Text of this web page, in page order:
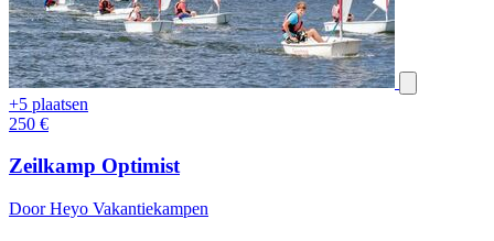
+5 plaatsen
250 €
Zeilkamp Optimist
Door Heyo Vakantiekampen